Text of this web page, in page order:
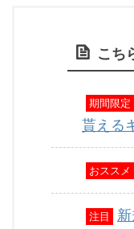
こち
期間限定
貰える
おススメ
注目